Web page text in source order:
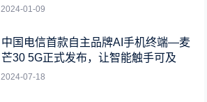
2024-01-09
中国电信首款自主品牌AI手机终端—麦
芒30 5G正式发布，让智能触手可及
2024-07-18